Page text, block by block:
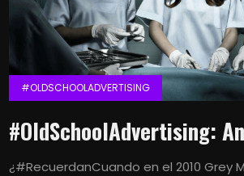
#OLDSCHOOLADVERTISING
#OldSchoolAdvertising:
¿#RecuerdanCuando en el 2010 Grey